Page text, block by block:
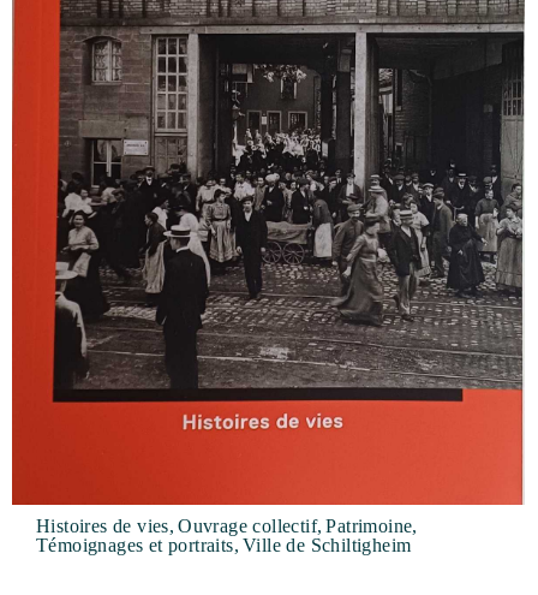
Histoires de vies, Ouvrage collectif, Patrimoine,
Témoignages et portraits, Ville de Schiltigheim